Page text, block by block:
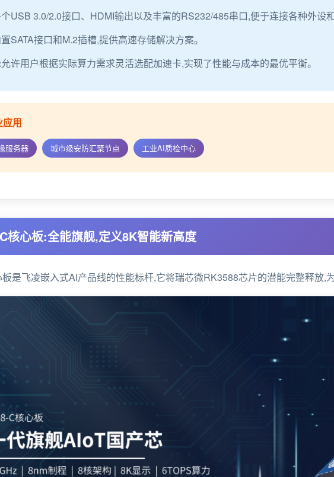
USB 3.0/2.0接口、HDMI输出以及丰富的RS232/485串口,便于连接各种外设和
SATA接口和M.2插槽,提供高速存储解决方案。
允许用户根据实际算力需求灵活选配加速卡,实现了性能与成本的最优平衡。
用
服务器 城市级安防汇聚节点 工业AI质检中心
核心板:全能旗舰,定义8K智能新高度
是飞凌嵌入式AI产品线的性能标杆,它将瑞芯微RK3588芯片的潜能完整释放,